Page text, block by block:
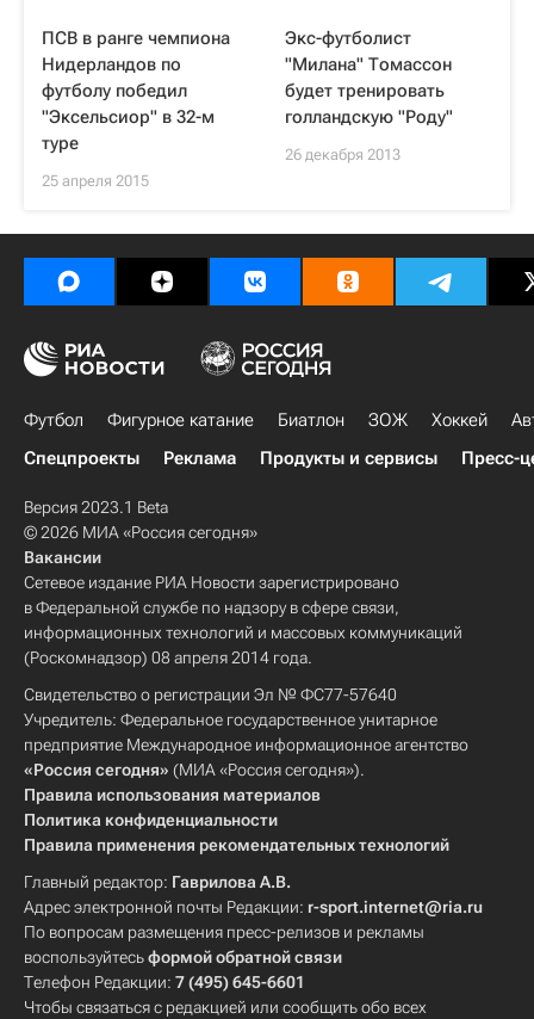
ПСВ в ранге чемпиона
Нидерландов по
футболу победил
"Эксельсиор" в 32-м
туре
25 апреля 2015
Экс-футболист
"Милана" Томассон
будет тренировать
голландскую "Роду"
26 декабря 2013
Футбол Фигурное катание Биатлон ЗОЖ Хоккей
Спецпроекты
Реклама Продукты и сервисы Пресс-
Версия 2023.1 Beta
© 2026 МИА «Россия сегодня»
Вакансии
Сетевое издание РИА Новости зарегистрировано
в Федеральной службе по надзору в сфере связи,
информационных технологий и массовых коммуникаций
(Роскомнадзор) 08 апреля 2014 года.
Свидетельство о регистрации Эл № ФС77-57640
Учредитель: Федеральное государственное унитарное
предприятие Международное информационное агентство
«Россия сегодня» (МИА «Россия сегодня»).
Правила использования материалов
Политика конфиденциальности
Правила применения рекомендательных технологий
Главный редактор: Гаврилова А.В.
Адрес электронной почты Редакции: r-sport.internet@ria.ru
По вопросам размещения пресс-релизов и рекламы
воспользуйтесьформой обратной связи
Телефон Редакции: 7 (495) 645-6601
Чтобы связаться с редакцией или сообщить обо всех